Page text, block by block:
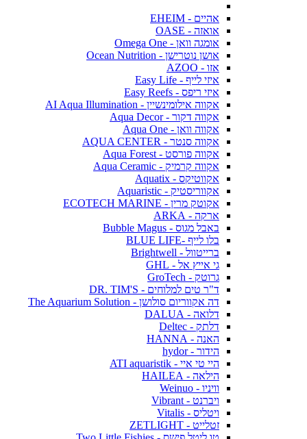
אהיים - EHEIM
אואזה - OASE
אומגה וואן - Omega One
אושן נוטרישן - Ocean Nutrition
אזו - AZOO
איזי לייף - Easy Life
איזי ריפס - Easy Reefs
אקווה אילומינשיין - AI Aqua Illumination
אקווה דקור - Aqua Decor
אקווה וואן - Aqua One
אקווה סנטר - AQUA CENTER
אקווה פורסט - Aqua Forest
אקווה קרמיק - Aqua Ceramic
אקווטיקס - Aquatix
אקווריסטיק - Aquaristic
אקוטק מרין - ECOTECH MARINE
ארקה - ARKA
באבל מגוס - Bubble Magus
בלו לייף -BLUE LIFE
ברייטוול - Brightwell
גי אייץ אל - GHL
גרוטק - GroTech
ד"ר טים למלוחים - DR. TIM'S
דה אקווריום סולושן - The Aquarium Solution
דלואה - DALUA
דלתק - Deltec
האנה - HANNA
הידור - hydor
היי טי איי - ATI aquaristik
הילאה - HAILEA
וויניו - Weinuo
ויברנט - Vibrant
ויטליס - Vitalis
זטלייט - ZETLIGHT